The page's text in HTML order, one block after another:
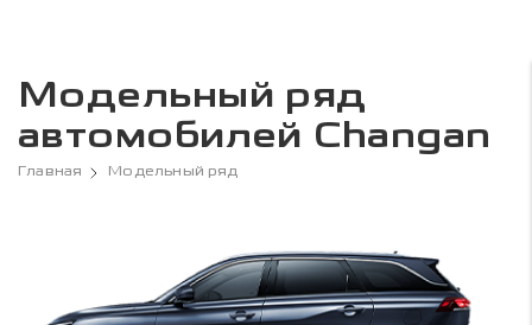
Модельный ряд
автомобилей Changan
Главная Модельный ряд